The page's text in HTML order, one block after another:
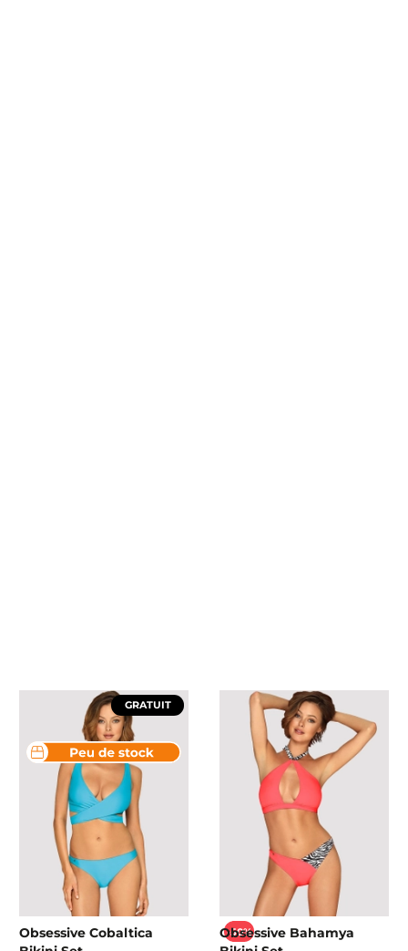
GRATUIT
Obsessive Cobaltica
-50%
Obsessive Bahamya